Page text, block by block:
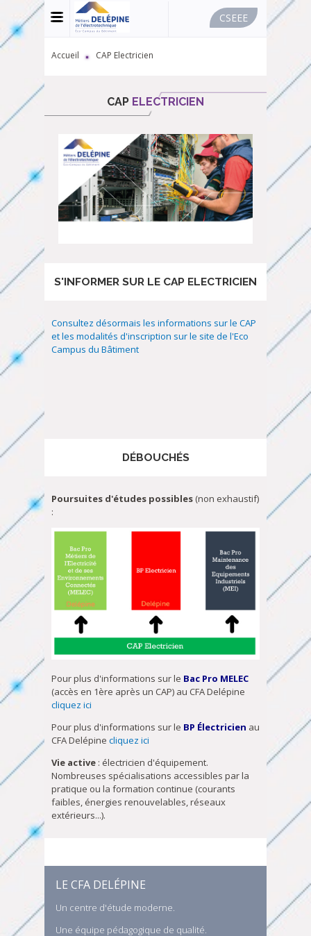
MENU
CSEEE
FIL
Accueil CAP Electricien
CAP ELECTRICIEN
S'INFORMER SUR LE CAP ELECTRICIEN
Consultez désormais les informations sur le CAP
et les modalités d'inscription sur le site de l'Eco
Campus du Bâtiment
DÉBOUCHÉS
Poursuites d'études possibles (non exhaustif)
:
Pour plus d'informations sur le Bac Pro MELEC
(accès en 1ère après un CAP) au CFA Delépine
cliquez ici
Pour plus d'informations sur le BP Électricien au
CFA Delépine cliquez ici
Vie active : électricien d'équipement.
Nombreuses spécialisations accessibles par la
pratique ou la formation continue (courants
faibles, énergies renouvelables, réseaux
extérieurs...).
LE CFA DELÉPINE
Un centre d'étude moderne.
Une équipe pédagogique de qualité.